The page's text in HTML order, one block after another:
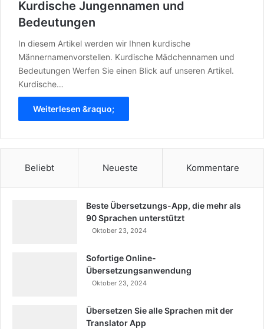
Kurdische Jungennamen und
Bedeutungen
In diesem Artikel werden wir Ihnen kurdische
Männernamenvorstellen. Kurdische Mädchennamen und
Bedeutungen Werfen Sie einen Blick auf unseren Artikel.
Kurdische…
Weiterlesen &raquo;
Beliebt Neueste Kommentare
Beste Übersetzungs-App, die mehr als
90 Sprachen unterstützt
Oktober 23, 2024
Sofortige Online-
Übersetzungsanwendung
Oktober 23, 2024
Übersetzen Sie alle Sprachen mit der
Translator App